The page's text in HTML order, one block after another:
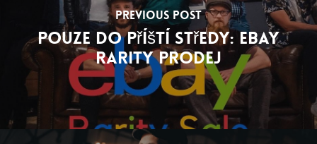
Previous Post
Pouze do příští středy: eBay
Rarity Prodej